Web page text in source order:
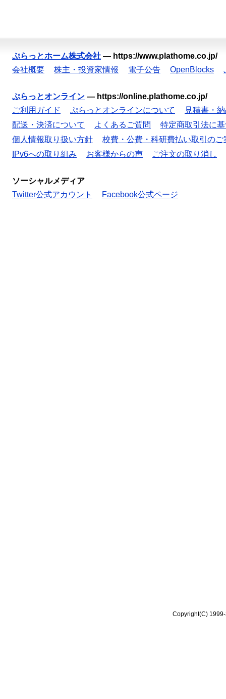
ぷらっとホーム株式会社 — https://www.plathome.co.jp/
会社概要
株主・投資家情報 電子公告 OpenBlocks
ぷらっとオンライン — https://online.plathome.co.jp/
ご利用ガイド
ぷらっとオンラインについて
見積書・
配送・決済について
よくあるご質問
特定商取引法に
個人情報取り扱い方針
校費・公費・科研費払い取引のご
IPv6への取り組み
お客様からの声 ご注文の取り消し
ソーシャルメディア
Twitter公式アカウント
Facebook公式ページ
Copyright(C)